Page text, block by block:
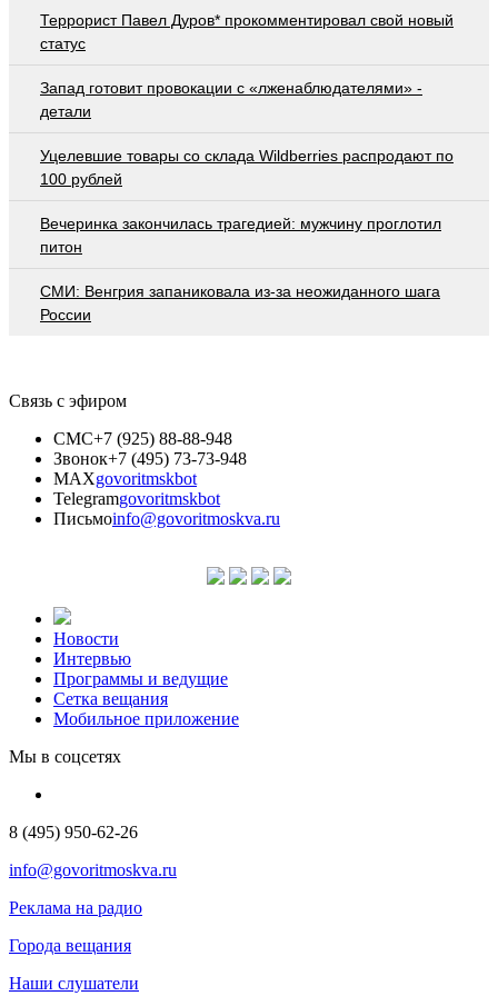
Террорист Павел Дуров* прокомментировал свой новый
статус
Запад готовит провокации с «лженаблюдателями» -
детали
Уцелевшие товары со склада Wildberries распродают по
100 рублей
Вечеринка закончилась трагедией: мужчину проглотил
питон
СМИ: Венгрия запаниковала из-за неожиданного шага
России
Связь с эфиром
СМС+7 (925) 88-88-948
Звонок+7 (495) 73-73-948
MAXgovoritmskbot
Telegramgovoritmskbot
Письмоinfo@govoritmoskva.ru
Новости
Интервью
Программы и ведущие
Сетка вещания
Мобильное приложение
Мы в соцсетях
8 (495) 950-62-26
info@govoritmoskva.ru
Реклама на радио
Города вещания
Наши слушатели